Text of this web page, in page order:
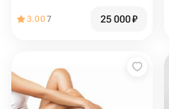
3.007 25 000₽